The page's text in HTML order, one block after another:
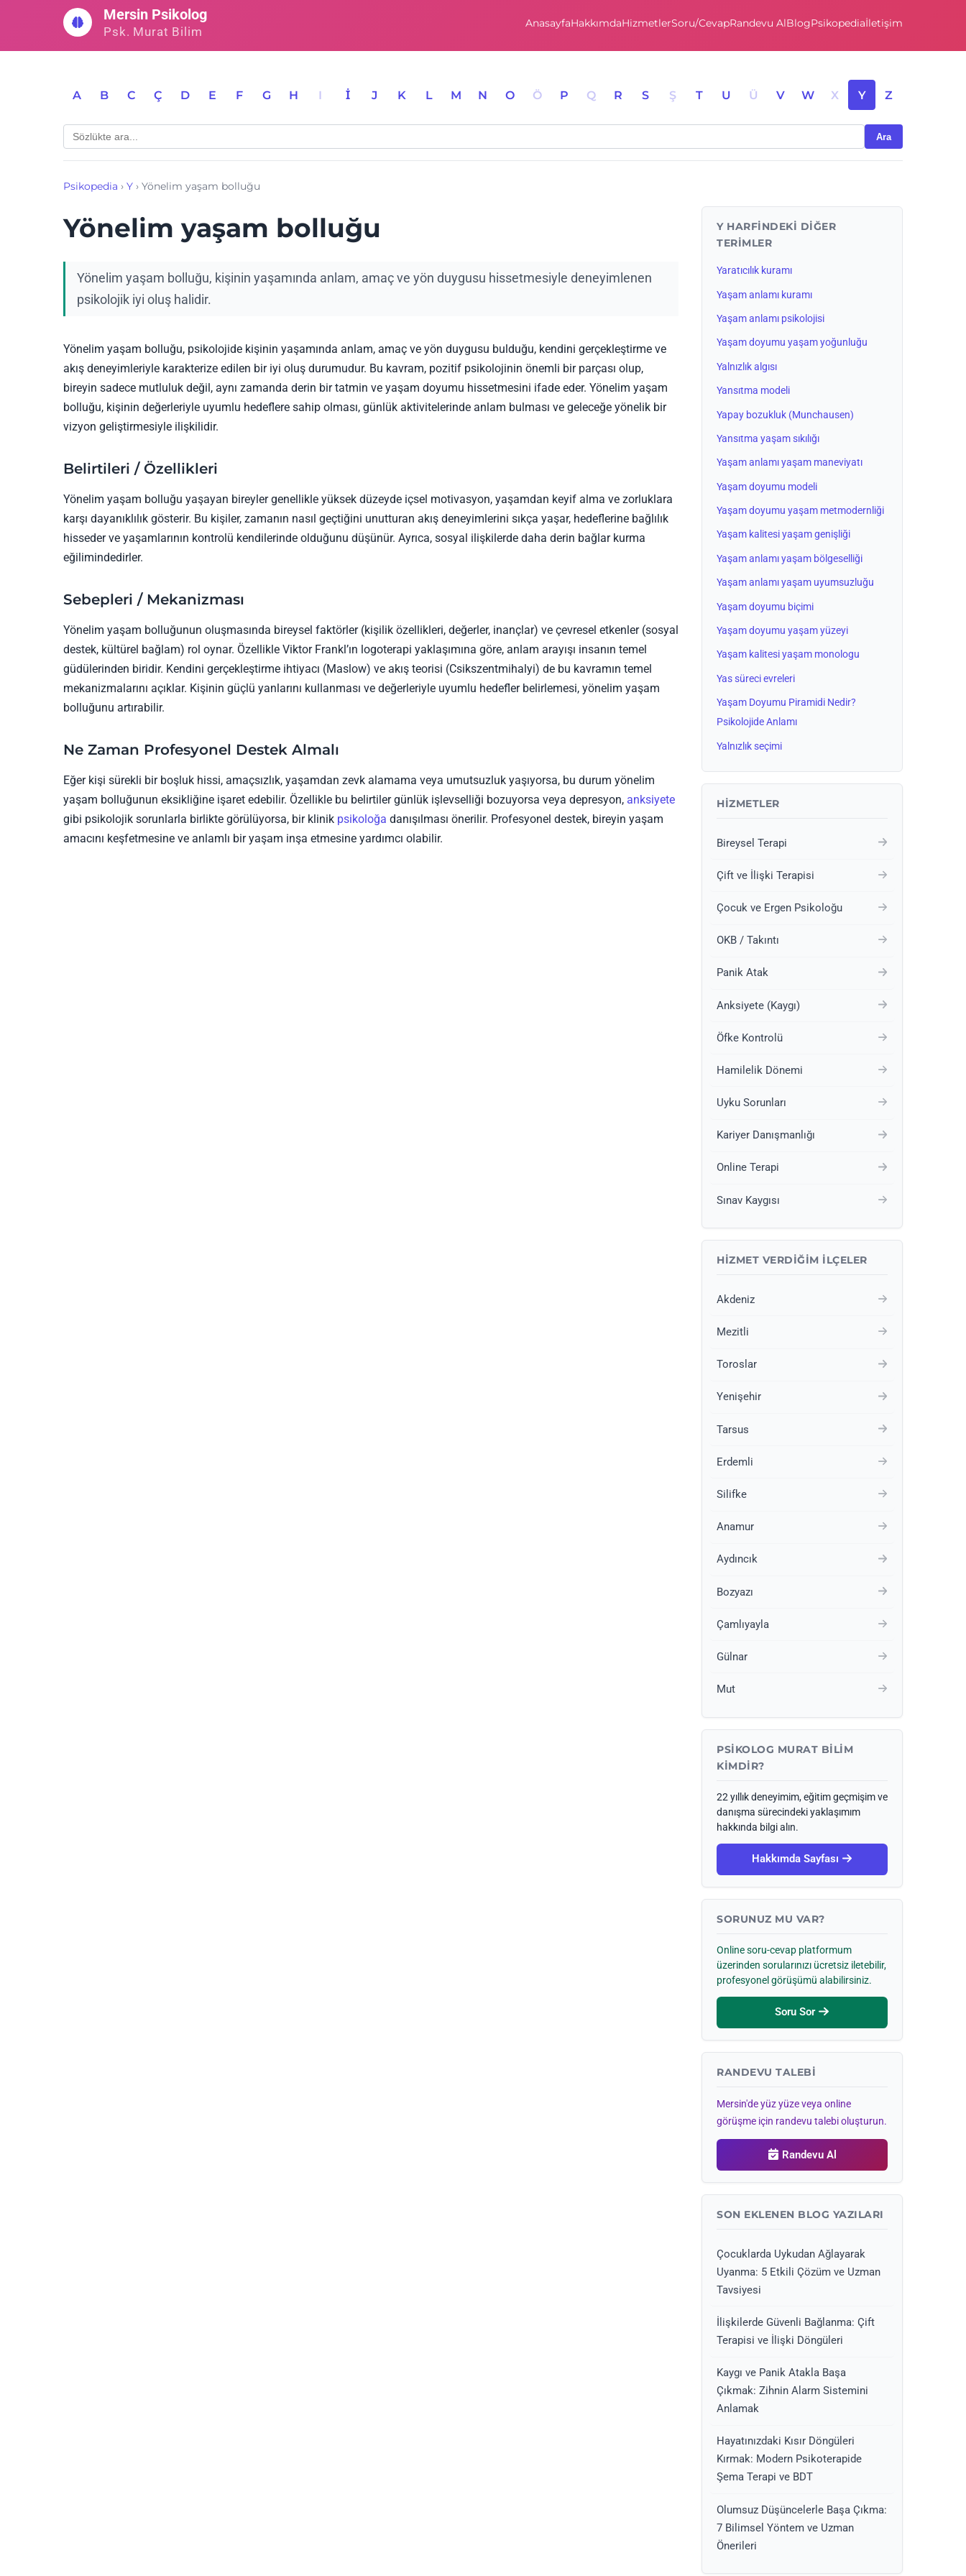
Mersin Psikolog
Psk. Murat Bilim
AnasayfaHakkımdaHizmetlerSoru/CevapRandevu AlBlogPsikopediaİletişim
A B C Ç D E F G H I İ J K L M N O Ö P Q R S Ş T U Ü V W X Y Z
Ara
Psikopedia › Y › Yönelim yaşam bolluğu
Yönelim yaşam bolluğu
Yönelim yaşam bolluğu, kişinin yaşamında anlam, amaç ve yön duygusu hissetmesiyle deneyimlenen
psikolojik iyi oluş halidir.
Yönelim yaşam bolluğu, psikolojide kişinin yaşamında anlam, amaç ve yön duygusu bulduğu, kendini gerçekleştirme ve
akış deneyimleriyle karakterize edilen bir iyi oluş durumudur. Bu kavram, pozitif psikolojinin önemli bir parçası olup,
bireyin sadece mutluluk değil, aynı zamanda derin bir tatmin ve yaşam doyumu hissetmesini ifade eder. Yönelim yaşam
bolluğu, kişinin değerleriyle uyumlu hedeflere sahip olması, günlük aktivitelerinde anlam bulması ve geleceğe yönelik bir
vizyon geliştirmesiyle ilişkilidir.
Belirtileri / Özellikleri
Yönelim yaşam bolluğu yaşayan bireyler genellikle yüksek düzeyde içsel motivasyon, yaşamdan keyif alma ve zorluklara
karşı dayanıklılık gösterir. Bu kişiler, zamanın nasıl geçtiğini unutturan akış deneyimlerini sıkça yaşar, hedeflerine bağlılık
hisseder ve yaşamlarının kontrolü kendilerinde olduğunu düşünür. Ayrıca, sosyal ilişkilerde daha derin bağlar kurma
eğilimindedirler.
Sebepleri / Mekanizması
Yönelim yaşam bolluğunun oluşmasında bireysel faktörler (kişilik özellikleri, değerler, inançlar) ve çevresel etkenler (sosyal
destek, kültürel bağlam) rol oynar. Özellikle Viktor Frankl’ın logoterapi yaklaşımına göre, anlam arayışı insanın temel
güdülerinden biridir. Kendini gerçekleştirme ihtiyacı (Maslow) ve akış teorisi (Csikszentmihalyi) de bu kavramın temel
mekanizmalarını açıklar. Kişinin güçlü yanlarını kullanması ve değerleriyle uyumlu hedefler belirlemesi, yönelim yaşam
bolluğunu artırabilir.
Ne Zaman Profesyonel Destek Almalı
Eğer kişi sürekli bir boşluk hissi, amaçsızlık, yaşamdan zevk alamama veya umutsuzluk yaşıyorsa, bu durum yönelim
yaşam bolluğunun eksikliğine işaret edebilir. Özellikle bu belirtiler günlük işlevselliği bozuyorsa veya depresyon, anksiyete
gibi psikolojik sorunlarla birlikte görülüyorsa, bir klinik psikoloğa danışılması önerilir. Profesyonel destek, bireyin yaşam
amacını keşfetmesine ve anlamlı bir yaşam inşa etmesine yardımcı olabilir.
Y HARFINDEKI DIĞER
TERIMLER
Yaratıcılık kuramı
Yaşam anlamı kuramı
Yaşam anlamı psikolojisi
Yaşam doyumu yaşam yoğunluğu
Yalnızlık algısı
Yansıtma modeli
Yapay bozukluk (Munchausen)
Yansıtma yaşam sıkılığı
Yaşam anlamı yaşam maneviyatı
Yaşam doyumu modeli
Yaşam doyumu yaşam metmodernliği
Yaşam kalitesi yaşam genişliği
Yaşam anlamı yaşam bölgeselliği
Yaşam anlamı yaşam uyumsuzluğu
Yaşam doyumu biçimi
Yaşam doyumu yaşam yüzeyi
Yaşam kalitesi yaşam monologu
Yas süreci evreleri
Yaşam Doyumu Piramidi Nedir?
Psikolojide Anlamı
Yalnızlık seçimi
HIZMETLER
Bireysel Terapi
Çift ve İlişki Terapisi
Çocuk ve Ergen Psikoloğu
OKB / Takıntı
Panik Atak
Anksiyete (Kaygı)
Öfke Kontrolü
Hamilelik Dönemi
Uyku Sorunları
Kariyer Danışmanlığı
Online Terapi
Sınav Kaygısı
HIZMET VERDIĞIM İLÇELER
Akdeniz
Mezitli
Toroslar
Yenişehir
Tarsus
Erdemli
Silifke
Anamur
Aydıncık
Bozyazı
Çamlıyayla
Gülnar
Mut
PSIKOLOG MURAT BILIM
KIMDIR?
22 yıllık deneyimim, eğitim geçmişim ve
danışma sürecindeki yaklaşımım
hakkında bilgi alın.
Hakkımda Sayfası
SORUNUZ MU VAR?
Online soru-cevap platformum
üzerinden sorularınızı ücretsiz iletebilir,
profesyonel görüşümü alabilirsiniz.
Soru Sor
RANDEVU TALEBI
Mersin'de yüz yüze veya online
görüşme için randevu talebi oluşturun.
Randevu Al
SON EKLENEN BLOG YAZILARI
Çocuklarda Uykudan Ağlayarak
Uyanma: 5 Etkili Çözüm ve Uzman
Tavsiyesi
İlişkilerde Güvenli Bağlanma: Çift
Terapisi ve İlişki Döngüleri
Kaygı ve Panik Atakla Başa
Çıkmak: Zihnin Alarm Sistemini
Anlamak
Hayatınızdaki Kısır Döngüleri
Kırmak: Modern Psikoterapide
Şema Terapi ve BDT
Olumsuz Düşüncelerle Başa Çıkma:
7 Bilimsel Yöntem ve Uzman
Önerileri